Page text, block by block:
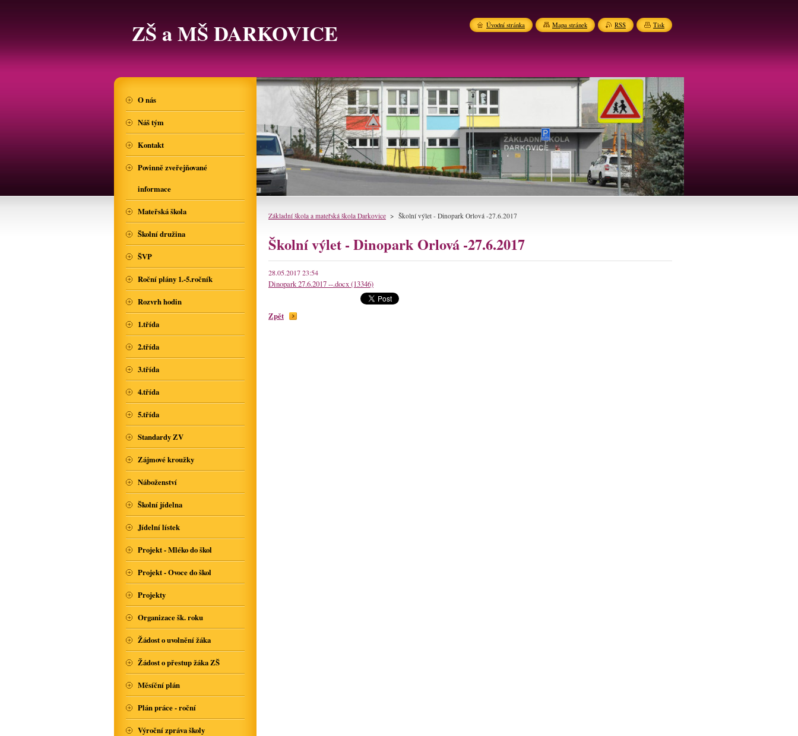
ZŠ a MŠ DARKOVICE
Základní škola a mateřská škola Darkovice > Školní výlet - Dinopark Orlová -27.6.2017
Školní výlet - Dinopark Orlová -27.6.2017
28.05.2017 23:54
Dinopark 27.6.2017 --.docx (13346)
Zpět
O nás
Náš tým
Kontakt
Povinně zveřejňované
informace
Mateřská škola
Školní družina
ŠVP
Roční plány 1.-5.ročník
Rozvrh hodin
1.třída
2.třída
3.třída
4.třída
5.třída
Standardy ZV
Zájmové kroužky
Náboženství
Školní jídelna
Jídelní lístek
Projekt - Mléko do škol
Projekt - Ovoce do škol
Projekty
Organizace šk. roku
Žádost o uvolnění žáka
Žádost o přestup žáka ZŠ
Měsíční plán
Plán práce - roční
Výroční zpráva školy
Úvodní stránka Mapa stránek RSS Tisk